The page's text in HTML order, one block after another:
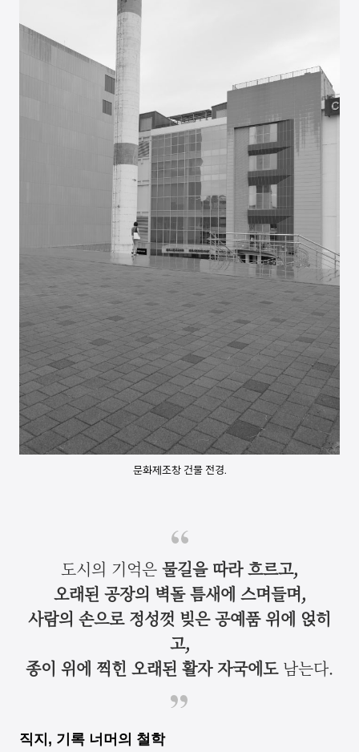
문화제조창 건물 전경.
도시의 기억은 물길을 따라 흐르고,
오래된 공장의 벽돌 틈새에 스며들며,
사람의 손으로 정성껏 빚은 공예품 위에 얹히
고,
종이 위에 찍힌 오래된 활자 자국에도남는다.
직지, 기록 너머의 철학